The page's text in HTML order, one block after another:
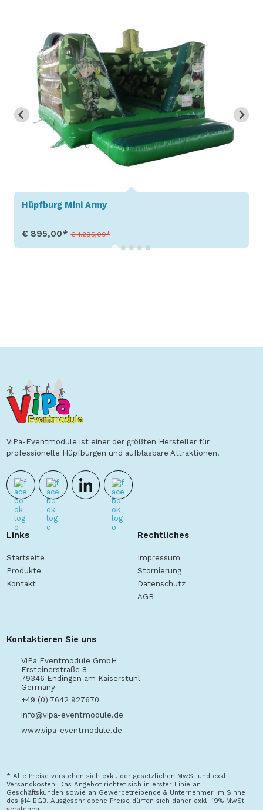
Hüpfburg Mini Army
€ 895,00*€ 1.295,00*
ViPa-Eventmodule ist einer der größten Hersteller für
professionelle Hüpfburgen und aufblasbare Attraktionen.
Links
Startseite
Produkte
Kontakt
Rechtliches
Impressum
Stornierung
Datenschutz
AGB
Kontaktieren Sie uns
ViPa Eventmodule GmbH
Ersteinerstraße 8
79346 Endingen am Kaiserstuhl
Germany
+49 (0) 7642 927670
info@vipa-eventmodule.de
www.vipa-eventmodule.de
* Alle Preise verstehen sich exkl. der gesetzlichen MwSt und exkl.
Versandkosten. Das Angebot richtet sich in erster Linie an
Geschäftskunden sowie an Gewerbetreibende & Unternehmer im Sinne
des §14 BGB. Ausgeschriebene Preise dürfen sich daher exkl. 19% MwSt.